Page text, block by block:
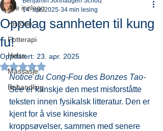
Alle innlegg
Historie
Fotterapi
Helse
Massasje
Behandling
Oppdag sannheten til kung
fu!
14. apr. 2025 34 min lesing
Oppdatert: 23. apr. 2025
Gitt NaN av 5 stjerner.
Notice du Cong-Fou des Bonzes Tao-
Sée er kanskje den mest misforståtte
teksten innen fysikalsk litteratur. Den er
kjent for å vise kinesiske
kroppsøvelser, sammen med senere